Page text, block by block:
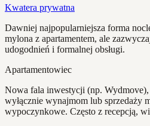
Kwatera prywatna
Dawniej najpopularniejsza forma
mylona z apartamentem, ale
udogodnień i formalnej obsługi.
Apartamentowiec
Nowa fala inwestycji (np.
wyłącznie wynajmom lub sprzedaży
wypoczynkowe. Często z recepcją,